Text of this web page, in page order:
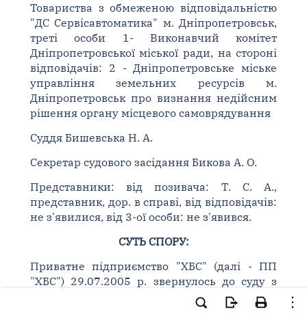
Товариства з обмеженою відповідальністю
"ДС Сервісавтоматика" м. Дніпропетровськ,
треті особи 1- Виконавчий комітет
Дніпропетровської міської ради, на стороні
відповідачів: 2 - Дніпропетровське міське
управління земельних ресурсів м.
Дніпропетровськ про визнання недійсним
рішення органу місцевого самоврядування
Суддя Бишевська Н. А.
Секретар судового засідання Бикова А. О.
Представники: від позивача: Т. С. А.,
представник, дор. в справі, від відповідачів:
не з'явилися, від 3-ої особи: не з'явився.
СУТЬ СПОРУ:
Приватне підприємство "ХБС" (далі - ПП
"ХБС") 29.07.2005 р. звернулось до суду з
позовом до Дніпропетровської міської ради
та Виконкому Дніпропетровської міської